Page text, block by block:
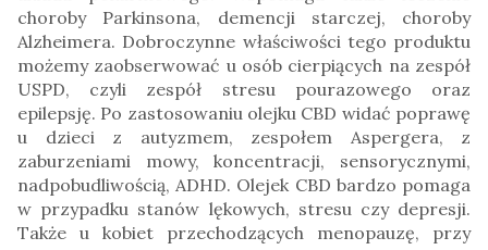
choroby Parkinsona, demencji starczej, choroby
Alzheimera. Dobroczynne właściwości tego produktu
możemy zaobserwować u osób cierpiących na zespół
USPD, czyli zespół stresu pourazowego oraz
epilepsję. Po zastosowaniu olejku CBD widać poprawę
u dzieci z autyzmem, zespołem Aspergera, z
zaburzeniami mowy, koncentracji, sensorycznymi,
nadpobudliwością, ADHD. Olejek CBD bardzo pomaga
w przypadku stanów lękowych, stresu czy depresji.
Także u kobiet przechodzących menopauzę, przy